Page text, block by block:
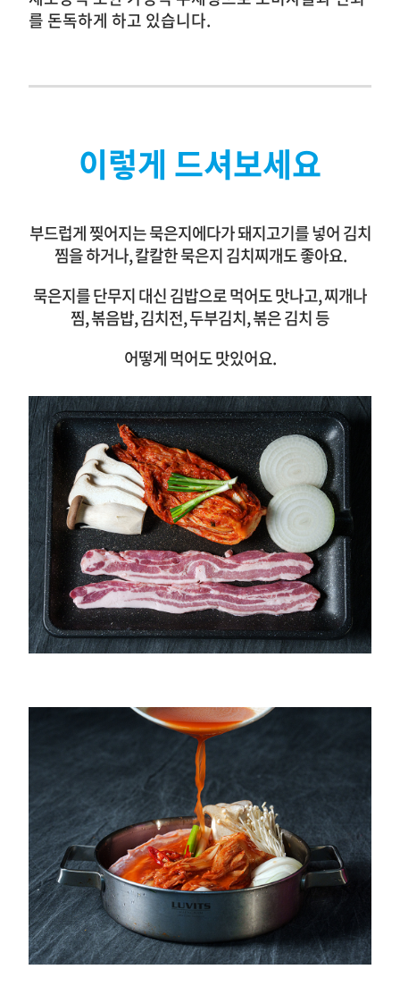
를 돈독하게 하고 있습니다.
이렇게 드셔보세요
부드럽게 찢어지는 묵은지에다가 돼지고기를 넣어 김치
찜을 하거나, 칼칼한 묵은지 김치찌개도 좋아요.
묵은지를 단무지 대신 김밥으로 먹어도 맛나고, 찌개나
찜, 볶음밥, 김치전, 두부김치, 볶은 김치 등
어떻게 먹어도 맛있어요.